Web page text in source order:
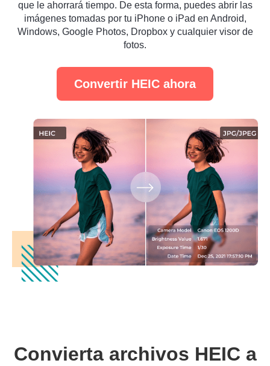
que le ahorrará tiempo. De esta forma, puedes abrir las
imágenes tomadas por tu iPhone o iPad en Android,
Windows, Google Photos, Dropbox y cualquier visor de
fotos.
Convertir HEIC ahora
Convierta archivos HEIC a